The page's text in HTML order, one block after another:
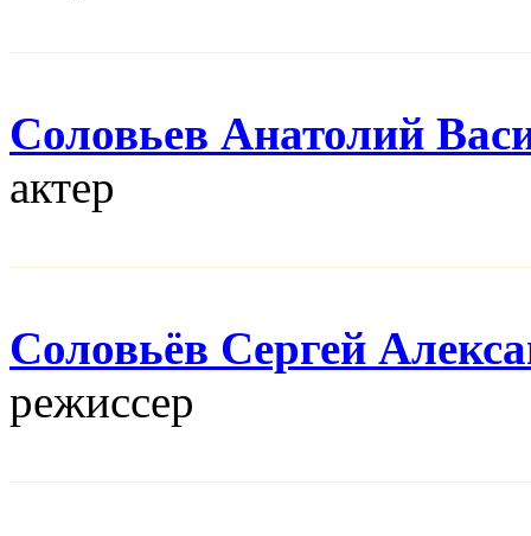
Соловьев Анатолий
актер
Соловьёв Сергей
режисcер